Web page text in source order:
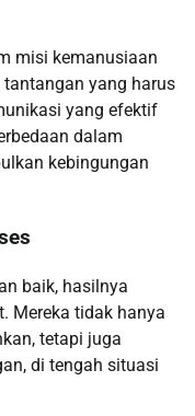
misi kemanusiaan
yang harus
yang efektif
dalam
kebingungan
baik, hasilnya
Mereka tidak hanya
tetapi juga
di tengah situasi